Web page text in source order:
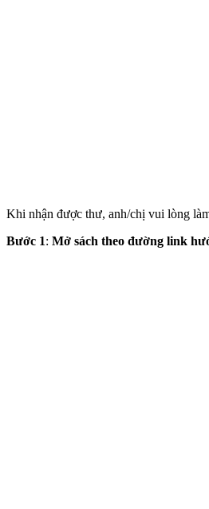
Khi nhận được thư, anh/chị vui lòng
Bước 1: Mở sách theo đường link